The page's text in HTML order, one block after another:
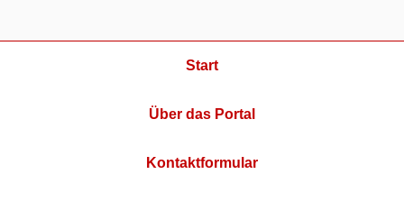
Start
Über das Portal
Kontaktformular